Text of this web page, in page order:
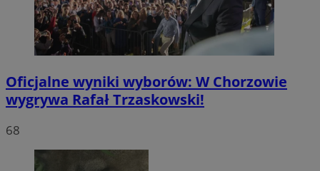
Oficjalne wyniki wyborów: W Chorzowie
wygrywa Rafał Trzaskowski!
68